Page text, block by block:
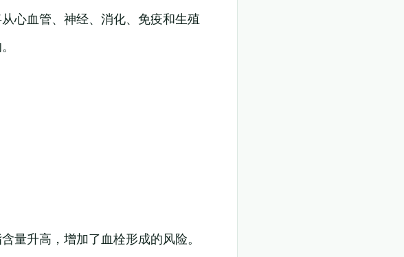
心血管、神经、消化、免疫和生殖
量升高，增加了血栓形成的风险。